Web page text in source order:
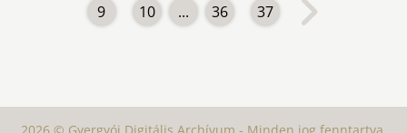
9 10 ... 36 37